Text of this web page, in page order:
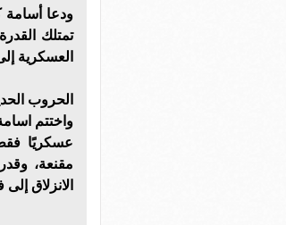
ودعا أسامة
تمتلك
العسكرية
الحروب
واختتم
عسكريًا
مقنعة،
الانزلاق